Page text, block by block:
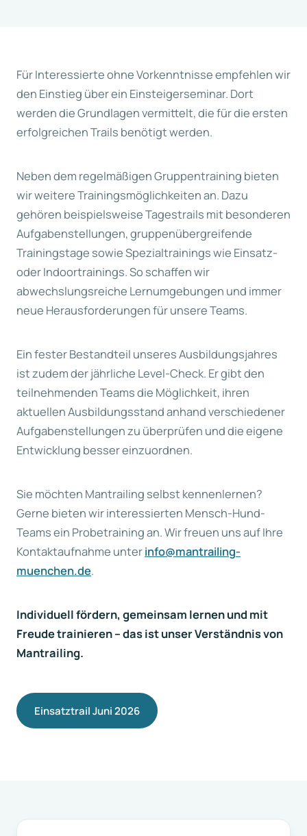
Für Interessierte ohne Vorkenntnisse empfehlen wir
den Einstieg über ein Einsteigerseminar. Dort
werden die Grundlagen vermittelt, die für die ersten
erfolgreichen Trails benötigt werden.
Neben dem regelmäßigen Gruppentraining bieten
wir weitere Trainingsmöglichkeiten an. Dazu
gehören beispielsweise Tagestrails mit besonderen
Aufgabenstellungen, gruppenübergreifende
Trainingstage sowie Spezialtrainings wie Einsatz-
oder Indoortrainings. So schaffen wir
abwechslungsreiche Lernumgebungen und immer
neue Herausforderungen für unsere Teams.
Ein fester Bestandteil unseres Ausbildungsjahres
ist zudem der jährliche Level-Check. Er gibt den
teilnehmenden Teams die Möglichkeit, ihren
aktuellen Ausbildungsstand anhand verschiedener
Aufgabenstellungen zu überprüfen und die eigene
Entwicklung besser einzuordnen.
Sie möchten Mantrailing selbst kennenlernen?
Gerne bieten wir interessierten Mensch-Hund-
Teams ein Probetraining an. Wir freuen uns auf Ihre
Kontaktaufnahme unterinfo@mantrailing-
muenchen.de.
Individuell fördern, gemeinsam lernen und mit
Freude trainieren – das ist unser Verständnis von
Mantrailing.
Einsatztrail Juni 2026